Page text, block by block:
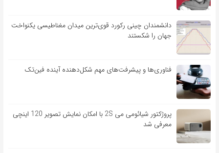
دانشمندان چینی رکورد قوی‌ترین میدان مغناطیسی یکنواخت
جهان را شکستند
فناوری‌ها و پیشرفت‌های مهم شکل‌دهنده آینده فین‌تک
پروژکتور شیائومی می 2S با امکان نمایش تصویر 120 اینچی
معرفی شد